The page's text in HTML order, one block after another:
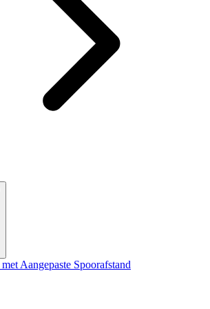
Aangepaste Spoorafstand